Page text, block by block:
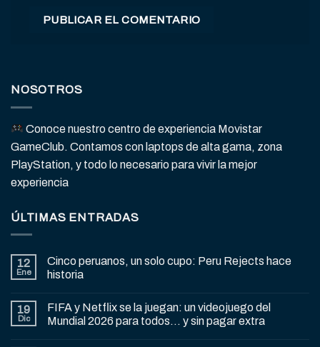
NOSOTROS
Conoce nuestro centro de experiencia Movistar
GameClub. Contamos con laptops de alta gama, zona
PlayStation, y todo lo necesario para vivir la mejor
experiencia
ÚLTIMAS ENTRADAS
12
Ene
Cinco peruanos, un solo cupo: Peru Rejects hace
historia
19
Dic
FIFA y Netflix se la juegan: un videojuego del
Mundial 2026 para todos… y sin pagar extra